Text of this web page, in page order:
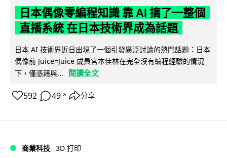
日本偶像零編程知識 靠 AI 搞了一整個
直播系統 在日本技術界成為話題
日本 AI 技術界近日出現了一個引發廣泛討論的熱門話題：日本
偶像前 Juice=Juice 成員宮本佳林在完全沒有編程經驗的情況
下，僅憑藉與...
閱讀全文
592 49 ↗ 分享
商業科技 3D 打印